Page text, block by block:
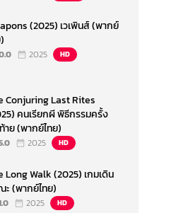
(2025) เวเพินส์ (พากย์
2025 HD
Conjuring Last Rites
คนเรียกผี พิธีกรรมครั้ง
าย (พากย์ไทย)
2025 HD
Long Walk (2025) เกมเดิน
ะ (พากย์ไทย)
2025 HD